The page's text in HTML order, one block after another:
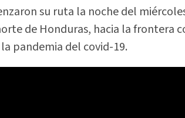
su ruta la noche del
de Honduras, hacia la frontera
pandemia del covid-19.